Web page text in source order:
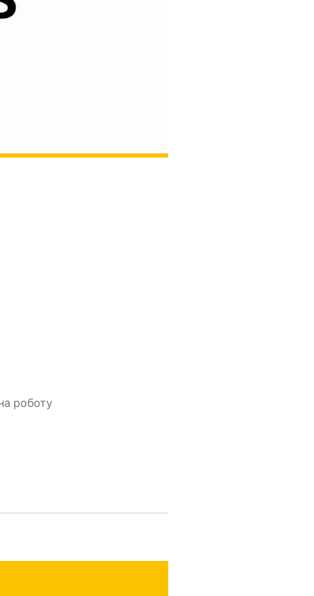
роботу